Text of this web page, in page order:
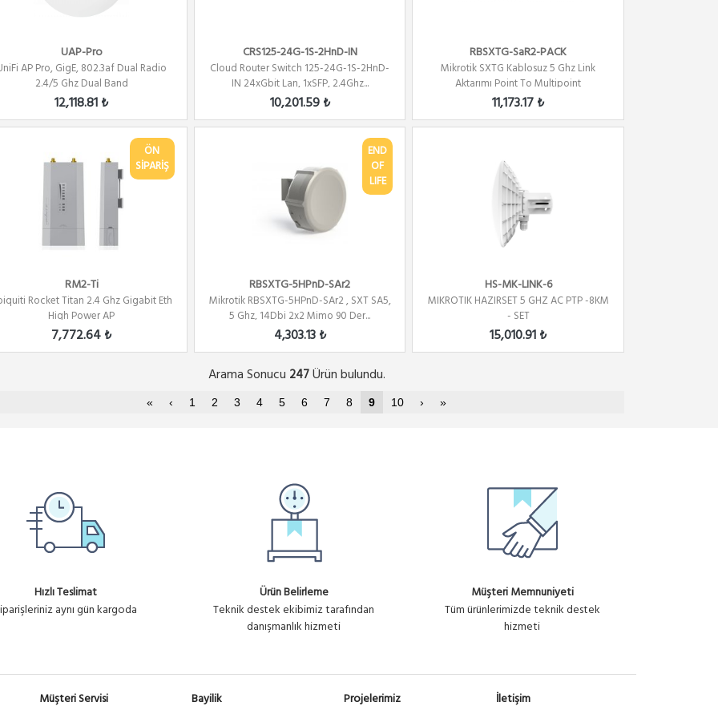
UAP-Pro
AP Pro, GigE, 802.3af Dual Radio
2.4/5 Ghz Dual Band
12,118.81 ₺
CRS125-24G-1S-2HnD-IN
Cloud Router Switch 125-24G-1S-2HnD-
IN 24xGbit Lan, 1xSFP, 2.4Ghz...
10,201.59 ₺
RBSXTG-SaR2-PACK
Mikrotik SXTG Kablosuz 5 Ghz Link
Aktarımı Point To Multipoint
11,173.17 ₺
ÖN
SİPARİŞ
RM2-Ti
Rocket Titan 2.4 Ghz Gigabit Eth
High Power AP
7,772.64 ₺
END
OF
LIFE
RBSXTG-5HPnD-SAr2
Mikrotik RBSXTG-5HPnD-SAr2 , SXT SA5,
5 Ghz, 14Dbi 2x2 Mimo 90 Der...
4,303.13 ₺
HS-MK-LINK-6
MIKROTIK HAZIRSET 5 GHZ AC PTP -8KM
- SET
15,010.91 ₺
Arama Sonucu 247Ürün bulundu.
« ‹ 1 2 3 4 5 6 7 8 9 10 › »
Hızlı Teslimat
aynı gün kargoda
Ürün Belirleme
Teknik destek ekibimiz tarafından
danışmanlık hizmeti
Müşteri Memnuniyeti
Tüm ürünlerimizde teknik destek
hizmeti
Müşteri Servisi
Bayilik
Projelerimiz
İletişim